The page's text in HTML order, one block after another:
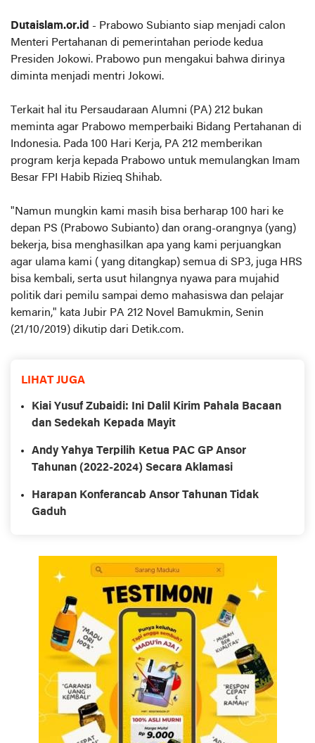
Dutaislam.or.id - Prabowo Subianto siap menjadi calon
Menteri Pertahanan di pemerintahan periode kedua
Presiden Jokowi. Prabowo pun mengakui bahwa dirinya
diminta menjadi mentri Jokowi.
Terkait hal itu Persaudaraan Alumni (PA) 212 bukan
meminta agar Prabowo memperbaiki Bidang Pertahanan di
Indonesia. Pada 100 Hari Kerja, PA 212 memberikan
program kerja kepada Prabowo untuk memulangkan Imam
Besar FPI Habib Rizieq Shihab.
"Namun mungkin kami masih bisa berharap 100 hari ke
depan PS (Prabowo Subianto) dan orang-orangnya (yang)
bekerja, bisa menghasilkan apa yang kami perjuangkan
agar ulama kami ( yang ditangkap) semua di SP3, juga HRS
bisa kembali, serta usut hilangnya nyawa para mujahid
politik dari pemilu sampai demo mahasiswa dan pelajar
kemarin," kata Jubir PA 212 Novel Bamukmin, Senin
(21/10/2019) dikutip dari Detik.com.
LIHAT JUGA
Kiai Yusuf Zubaidi: Ini Dalil Kirim Pahala Bacaan
dan Sedekah Kepada Mayit
Andy Yahya Terpilih Ketua PAC GP Ansor
Tahunan (2022-2024) Secara Aklamasi
Harapan Konferancab Ansor Tahunan Tidak
Gaduh